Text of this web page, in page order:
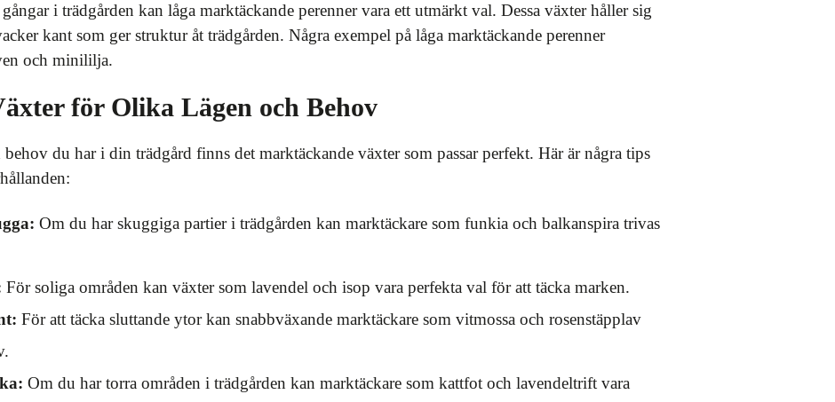
i trädgården kan låga marktäckande perenner vara ett utmärkt val. Dessa växter håller sig
kant som ger struktur åt trädgården. Några exempel på låga marktäckande perenner
och minililja.
för Olika Lägen och Behov
du har i din trädgård finns det marktäckande växter som passar perfekt. Här är några tips
Om du har skuggiga partier i trädgården kan marktäckare som funkia och balkanspira trivas
För soliga områden kan växter som lavendel och isop vara perfekta val för att täcka marken.
För att täcka sluttande ytor kan snabbväxande marktäckare som vitmossa och rosenstäpplav
Om du har torra områden i trädgården kan marktäckare som kattfot och lavendeltrift vara